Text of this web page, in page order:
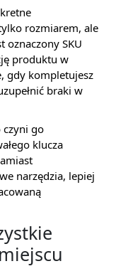
rozmiarem, ale
oznaczony SKU
produktu w
gdy kompletujesz
braki w
czyni go
klucza
narzędzia, lepiej